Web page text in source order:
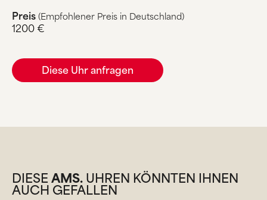
Preis(Empfohlener Preis in Deutschland)
1200 €
Diese Uhr anfragen
DIESEAMS.UHREN KÖNNTEN IHNEN
AUCH GEFALLEN